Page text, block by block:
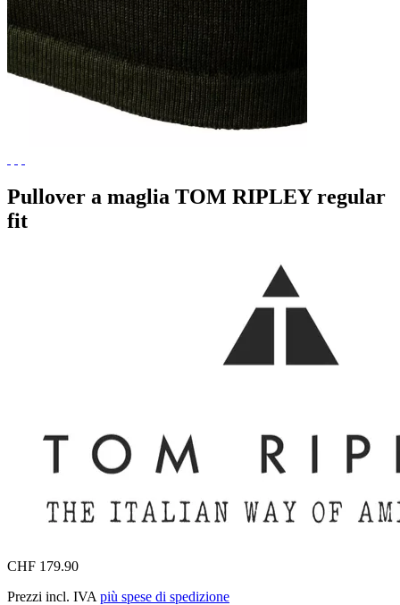
Pullover a maglia TOM RIPLEY regular
fit
CHF 179.90
Prezzi incl. IVA più spese di spedizione